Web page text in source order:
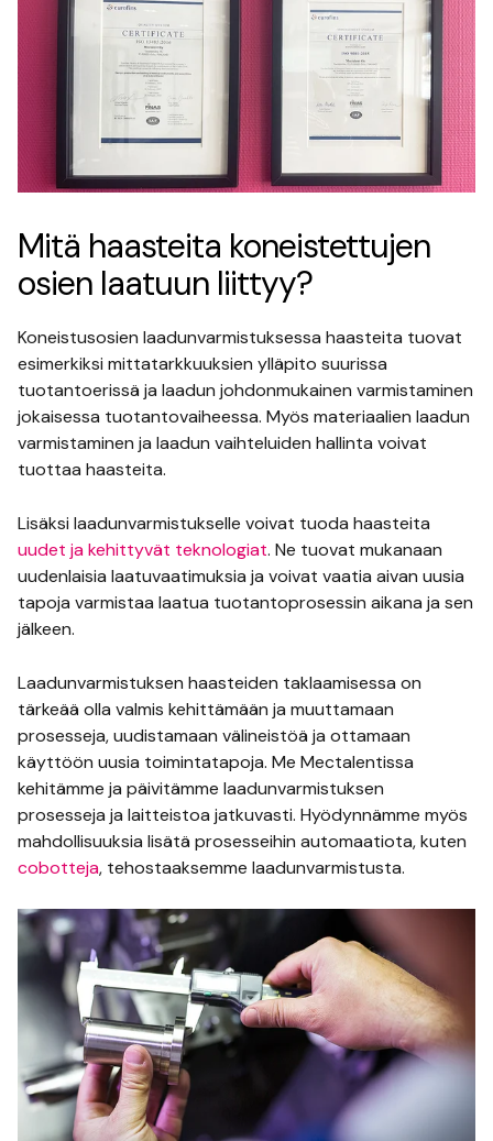
Mitä haasteita koneistettujen
osien laatuun liittyy?
Koneistusosien laadunvarmistuksessa haasteita tuovat
esimerkiksi mittatarkkuuksien ylläpito suurissa
tuotantoerissä ja laadun johdonmukainen varmistaminen
jokaisessa tuotantovaiheessa. Myös materiaalien laadun
varmistaminen ja laadun vaihteluiden hallinta voivat
tuottaa haasteita.
Lisäksi laadunvarmistukselle voivat tuoda haasteita
uudet ja kehittyvät teknologiat. Ne tuovat mukanaan
uudenlaisia laatuvaatimuksia ja voivat vaatia aivan uusia
tapoja varmistaa laatua tuotantoprosessin aikana ja sen
jälkeen.
Laadunvarmistuksen haasteiden taklaamisessa on
tärkeää olla valmis kehittämään ja muuttamaan
prosesseja, uudistamaan välineistöä ja ottamaan
käyttöön uusia toimintatapoja. Me Mectalentissa
kehitämme ja päivitämme laadunvarmistuksen
prosesseja ja laitteistoa jatkuvasti. Hyödynnämme myös
mahdollisuuksia lisätä prosesseihin automaatiota, kuten
cobotteja, tehostaaksemme laadunvarmistusta.